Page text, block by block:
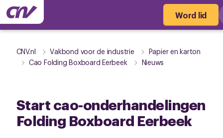
Word lid
CNV.nl Vakbond voor de industrie
Papier en karton
Cao Folding Boxboard Eerbeek
Nieuws
Start cao-onderhandelingen
Folding Boxboard Eerbeek